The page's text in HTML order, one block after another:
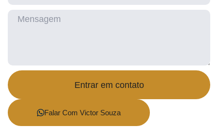
Entrar em contato
Falar Com Victor Souza